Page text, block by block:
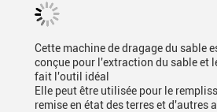
Cette machine de dragage du sable
conçue pour l'extraction du sable et
fait l'outil idéal
Elle peut être utilisée pour le
remise en état des terres et d'autres